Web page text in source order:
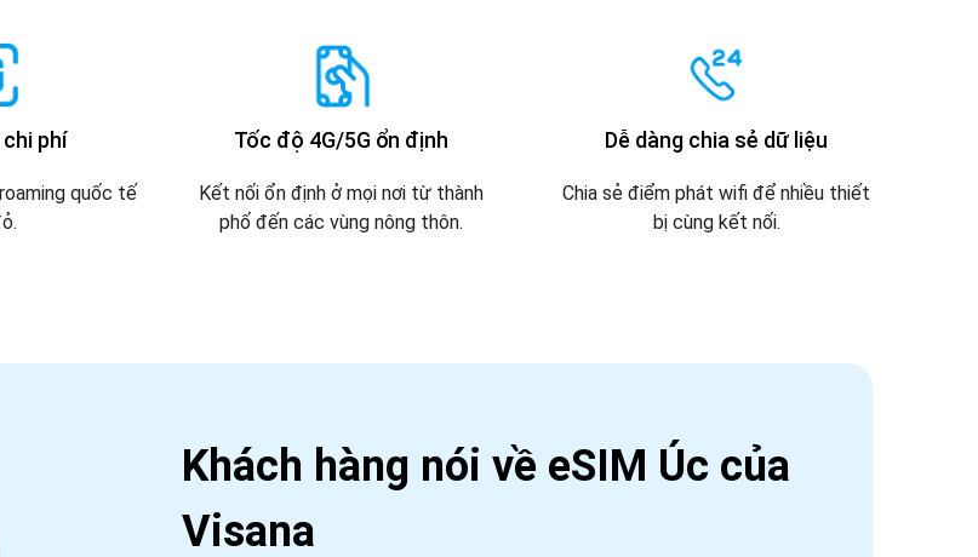
phí
quốc tế
Tốc độ 4G/5G ổn định
Kết nối ổn định ở mọi nơi từ thành
phố đến các vùng nông thôn.
Dễ dàng chia sẻ dữ liệu
Chia sẻ điểm phát wifi để nhiều thiết
bị cùng kết nối.
Khách hàng nói về eSIM Úc của
Visana